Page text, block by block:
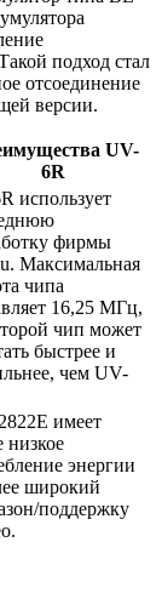
подход стал
отсоединение
версии.
UV-
6R
использует
фирмы
Максимальная
чипа
16,25 МГц,
чип может
быстрее и
чем UV-
имеет
низкое
энергии
широкий
поддержку